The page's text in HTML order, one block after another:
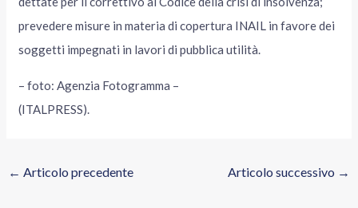
prevedere misure in materia di copertura INAIL in favore dei
soggetti impegnati in lavori di pubblica utilità.
– foto: Agenzia Fotogramma –
(ITALPRESS).
← Articolo precedente Articolo successivo →